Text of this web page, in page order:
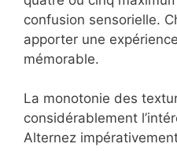
Certaines erreurs
compromettre
Voici comment les
Le déséquilibre des
piège classique. Trop